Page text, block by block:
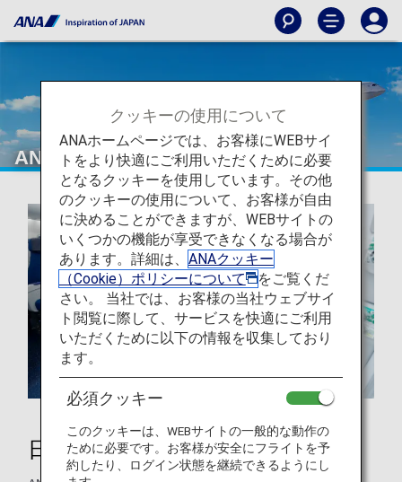
ANAについて
日本最大規模の航空会社
クッキーの使用について
ANAホームページでは、お客様にWEBサイ
トをより快適にご利用いただくために必要
となるクッキーを使用しています。その他
のクッキーの使用について、お客様が自由
に決めることができますが、WEBサイトの
いくつかの機能が享受できなくなる場合が
あります。詳細は、 ANAクッキー
（Cookie）ポリシーについて
をご覧くだ
さい。 当社では、お客様の当社ウェブサイ
ト閲覧に際して、サービスを快適にご利用
いただくために以下の情報を収集しており
ます。
必須クッキー
このクッキーは、WEBサイトの一般的な動作の
ために必要です。お客様が安全にフライトを予
約したり、ログイン状態を継続できるようにし